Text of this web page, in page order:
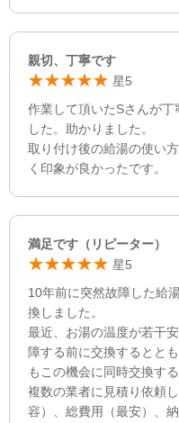
親切、丁寧です
星5
作業して頂いたSさんが
した。助かりました。
取り付け後の給湯の使い
く印象が良かったです。
満足です（リピーター）
星5
10年前に突然故障した給
換しました。
最近、お湯の温度が若干
障する前に交換するとと
もこの機会に同時交換する
複数の業者に見積り依頼
容）、総費用（最安）、